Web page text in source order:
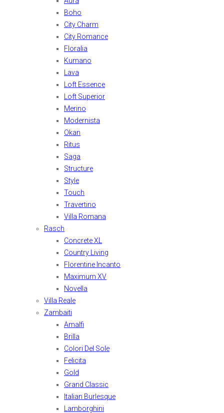
Boho
City Charm
City Romance
Floralia
Kumano
Lava
Loft Essence
Loft Superior
Merino
Modernista
Okan
Ritus
Saga
Structure
Style
Touch
Travertino
Villa Romana
Rasch
Concrete XL
Country Living
Florentine Incanto
Maximum XV
Novella
Villa Reale
Zambaiti
Amalfi
Brilla
Colori Del Sole
Felicita
Gold
Grand Classic
Italian Burlesque
Lamborghini